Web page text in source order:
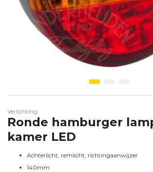
Ga naar het begin van de afbeeldingen-
Verlichting
Ronde hamburger
kamer LED
Achterlicht, remlicht, richtingaanwijzer
140mm